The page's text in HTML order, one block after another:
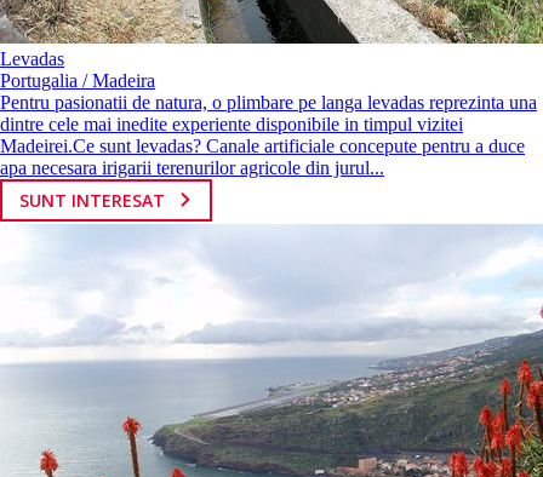
Levadas
Portugalia / Madeira
Pentru pasionatii de natura, o plimbare pe langa levadas reprezinta una
dintre cele mai inedite experiente disponibile in timpul vizitei
Madeirei.Ce sunt levadas? Canale artificiale concepute pentru a duce
apa necesara irigarii terenurilor agricole din jurul...
SUNT INTERESAT